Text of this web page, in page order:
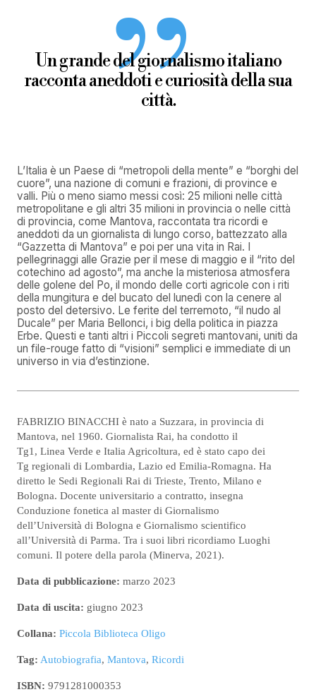
Un grande del giornalismo italiano
racconta aneddoti e curiosità della sua
città.
L’Italia è un Paese di “metropoli della mente” e “borghi del
cuore”, una nazione di comuni e frazioni, di province e
valli. Più o meno siamo messi così: 25 milioni nelle città
metropolitane e gli altri 35 milioni in provincia o nelle città
di provincia, come Mantova, raccontata tra ricordi e
aneddoti da un giornalista di lungo corso, battezzato alla
“Gazzetta di Mantova” e poi per una vita in Rai. I
pellegrinaggi alle Grazie per il mese di maggio e il “rito del
cotechino ad agosto”, ma anche la misteriosa atmosfera
delle golene del Po, il mondo delle corti agricole con i riti
della mungitura e del bucato del lunedì con la cenere al
posto del detersivo. Le ferite del terremoto, “il nudo al
Ducale” per Maria Bellonci, i big della politica in piazza
Erbe. Questi e tanti altri i Piccoli segreti mantovani, uniti da
un file-rouge fatto di “visioni” semplici e immediate di un
universo in via d’estinzione.
FABRIZIO BINACCHI è nato a Suzzara, in provincia di
Mantova, nel 1960. Giornalista Rai, ha condotto il
Tg1, Linea Verde e Italia Agricoltura, ed è stato capo dei
Tg regionali di Lombardia, Lazio ed Emilia-Romagna. Ha
diretto le Sedi Regionali Rai di Trieste, Trento, Milano e
Bologna. Docente universitario a contratto, insegna
Conduzione fonetica al master di Giornalismo
dell’Università di Bologna e Giornalismo scientifico
all’Università di Parma. Tra i suoi libri ricordiamo Luoghi
comuni. Il potere della parola (Minerva, 2021).
Data di pubblicazione: marzo 2023
Data di uscita: giugno 2023
Collana: Piccola Biblioteca Oligo
Tag: Autobiografia, Mantova, Ricordi
ISBN: 9791281000353